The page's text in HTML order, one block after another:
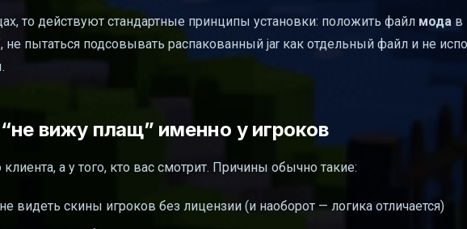
то действуют стандартные принципы установки: положить файл мода в
не пытаться подсовывать распакованный jar как отдельный файл и не
вижу плащ” именно у игроков
а у того, кто вас смотрит. Причины обычно такие:
видеть скины игроков без лицензии (и наоборот — логика отличается)